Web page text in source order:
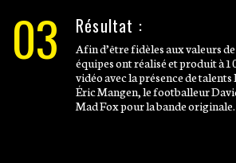
03 Résultat :
Afin d’être fidèles aux valeurs
équipes ont réalisé et produit à
vidéo avec la présence de
Éric Mangen, le footballeur
Mad Fox pour la bande originale.